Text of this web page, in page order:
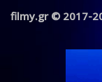
filmy.gr © 2017-